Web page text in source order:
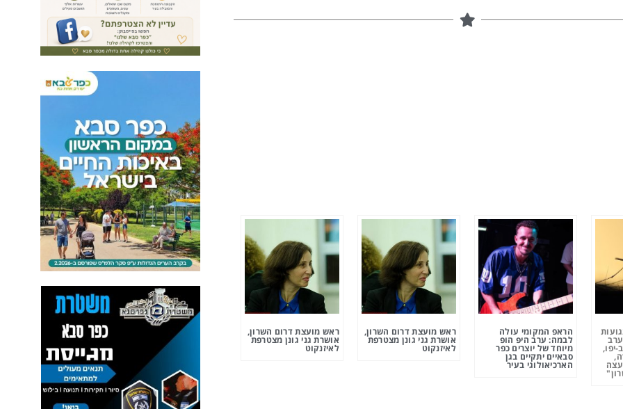
יפו,
הראפ המקומי עולה
לבמה: ערב היפ הופ
מיוחד של יוצרים כפר
סבאיים יתקיים בגן
הארכיאולוגי בעיר
ראש מועצת דרום השרון,
אושרת גני גונן מצטרפת
לאיזנקוט
ראש מועצת דרום השרון,
אושרת גני גונן מצטרפת
לאיזנקוט